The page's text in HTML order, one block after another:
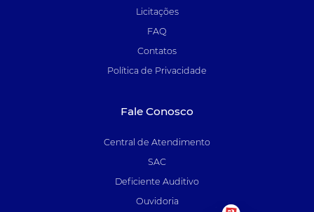
Licitações
FAQ
Contatos
Política de Privacidade
Fale Conosco
Central de Atendimento
SAC
Deficiente Auditivo
Ouvidoria